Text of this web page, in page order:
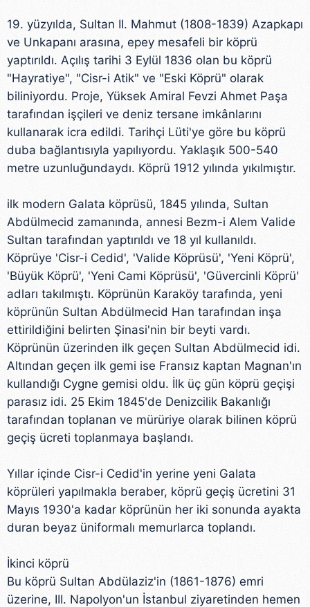
19. yüzyılda, Sultan II. Mahmut (1808-1839) Azapkapı
ve Unkapanı arasına, epey mesafeli bir köprü
yaptırıldı. Açılış tarihi 3 Eylül 1836 olan bu köprü
"Hayratiye", "Cisr-i Atik" ve "Eski Köprü" olarak
biliniyordu. Proje, Yüksek Amiral Fevzi Ahmet Paşa
tarafından işçileri ve deniz tersane imkânlarını
kullanarak icra edildi. Tarihçi Lüti'ye göre bu köprü
duba bağlantısıyla yapılıyordu. Yaklaşık 500-540
metre uzunluğundaydı. Köprü 1912 yılında yıkılmıştır.
ilk modern Galata köprüsü, 1845 yılında, Sultan
Abdülmecid zamanında, annesi Bezm-i Alem Valide
Sultan tarafından yaptırıldı ve 18 yıl kullanıldı.
Köprüye 'Cisr-i Cedid', 'Valide Köprüsü', 'Yeni Köprü',
'Büyük Köprü', 'Yeni Cami Köprüsü', 'Güvercinli Köprü'
adları takılmıştı. Köprünün Karaköy tarafında, yeni
köprünün Sultan Abdülmecid Han tarafından inşa
ettirildiğini belirten Şinasi'nin bir beyti vardı.
Köprünün üzerinden ilk geçen Sultan Abdülmecid idi.
Altından geçen ilk gemi ise Fransız kaptan Magnan'ın
kullandığı Cygne gemisi oldu. İlk üç gün köprü geçişi
parasız idi. 25 Ekim 1845'de Denizcilik Bakanlığı
tarafından toplanan ve mürüriye olarak bilinen köprü
geçiş ücreti toplanmaya başlandı.
Yıllar içinde Cisr-i Cedid'in yerine yeni Galata
köprüleri yapılmakla beraber, köprü geçiş ücretini 31
Mayıs 1930'a kadar köprünün her iki sonunda ayakta
duran beyaz üniformalı memurlarca toplandı.
İkinci köprü
Bu köprü Sultan Abdülaziz'in (1861-1876) emri
üzerine, III. Napolyon'un İstanbul ziyaretinden hemen